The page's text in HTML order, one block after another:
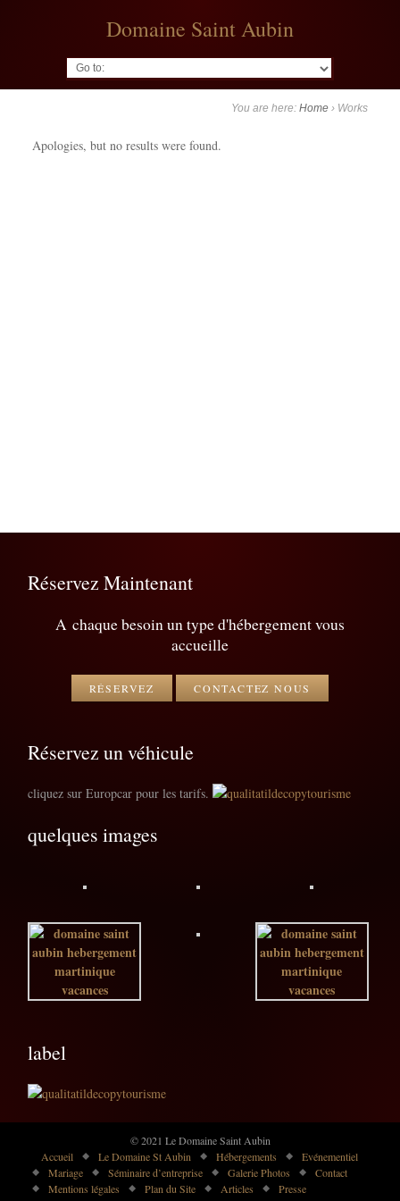
Domaine Saint Aubin
You are here:Home › Works
Apologies, but no results were found.
Réservez Maintenant
A chaque besoin un type d'hébergement vous
accueille
RÉSERVEZ CONTACTEZ NOUS
Réservez un véhicule
cliquez sur Europcar pour les tarifs.
quelques images
label
© 2021 Le Domaine Saint Aubin
Accueil
Le Domaine St Aubin Hébergements
Evénementiel
Mariage
Séminaire d’entreprise Galerie Photos
Contact
Mentions légales
Plan du Site Articles Presse